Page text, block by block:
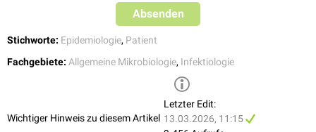
Absenden
Stichworte: Epidemiologie, Patient
Fachgebiete: Allgemeine Mikrobiologie, Infektiologie
Wichtiger Hinweis zu diesem Artikel
Letzter Edit:
13.03.2026, 11:15